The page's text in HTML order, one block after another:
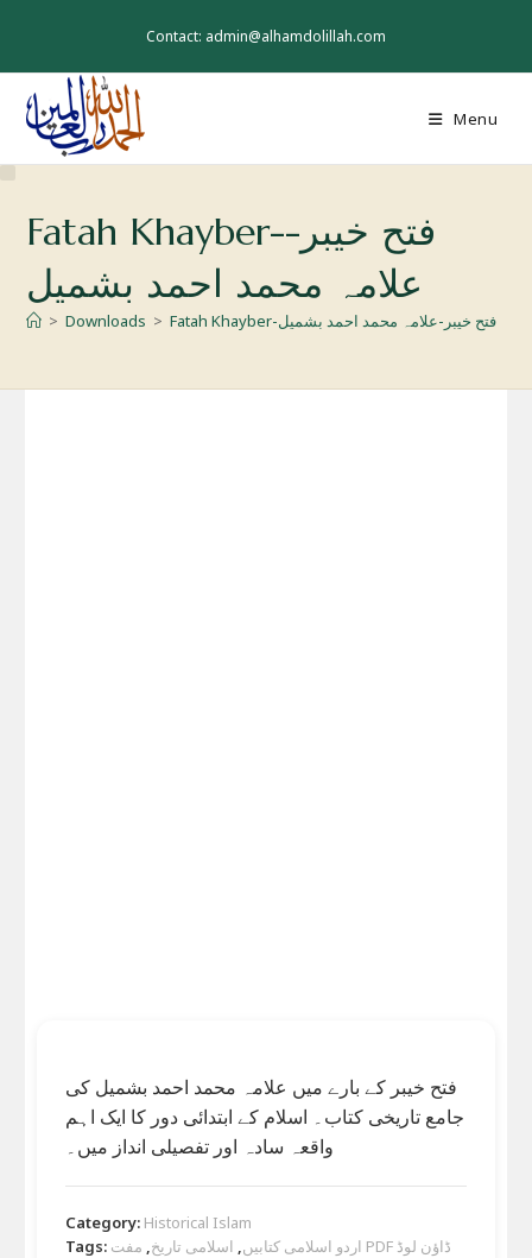
Contact: admin@alhamdolillah.com
Menu
Fatah Khayber-فتح خیبر-
علامہ محمد احمد بشمیل
> Downloads > Fatah Khayber-فتح خیبر-علامہ محمد احمد بشمیل
فتح خیبر کے بارے میں علامہ محمد احمد بشمیل کی
جامع تاریخی کتاب۔ اسلام کے ابتدائی دور کا ایک اہم
واقعہ سادہ اور تفصیلی انداز میں۔
Category: Historical Islam
Tags:
اردو اسلامی کتابیں, اسلامی تاریخ, مفت PDF ڈاؤن لوڈ